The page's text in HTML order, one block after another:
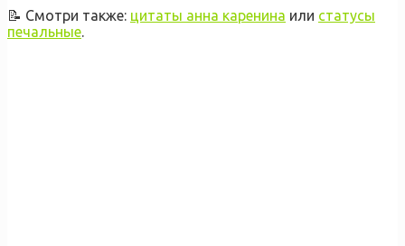
📝 Смотри также: цитаты анна каренина или статусы
печальные